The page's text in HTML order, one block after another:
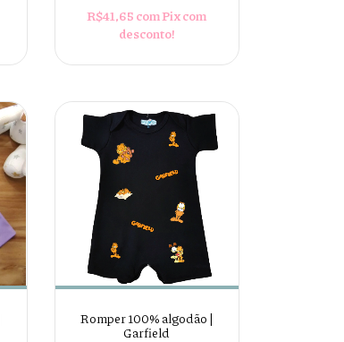
R$41,65 comPix com
desconto!
Romper 100% algodão |
Garfield